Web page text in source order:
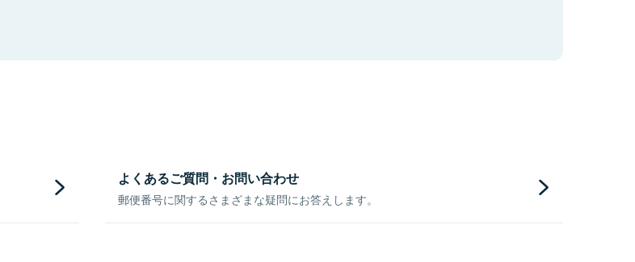
よくあるご質問・お問い合わせ
郵便番号に関するさまざまな疑問にお答えします。